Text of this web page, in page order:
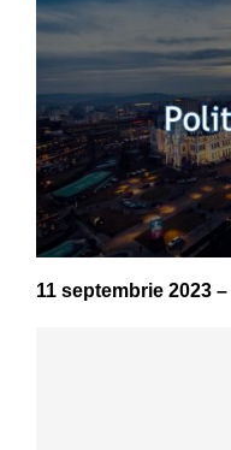
11 septembrie 2023